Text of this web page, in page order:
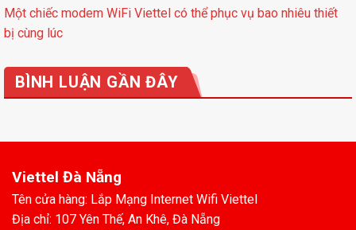
Một chiếc modem WiFi Viettel có thể phục vụ bao nhiêu thiết
bị cùng lúc
BÌNH LUẬN GẦN ĐÂY
Viettel Đà Nẵng
Tên cửa hàng: Lắp Mạng Internet Wifi Viettel
Địa chỉ: 107 Yên Thế, An Khê, Đà Nẵng